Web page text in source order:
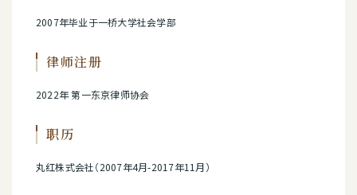
2007年毕业于一桥大学社会学部
律师注册
2022年 第一东京律师协会
职历
丸红株式会社（2007年4月-2017年11月）